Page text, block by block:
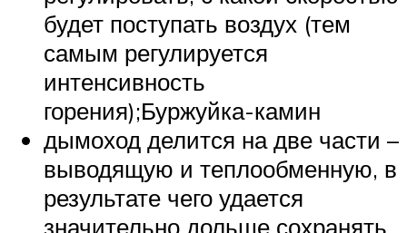
будет поступать воздух (тем
самым регулируется
интенсивность
горения);Буржуйка-камин
дымоход делится на две части –
выводящую и теплообменную, в
результате чего удается
значительно дольше сохранять